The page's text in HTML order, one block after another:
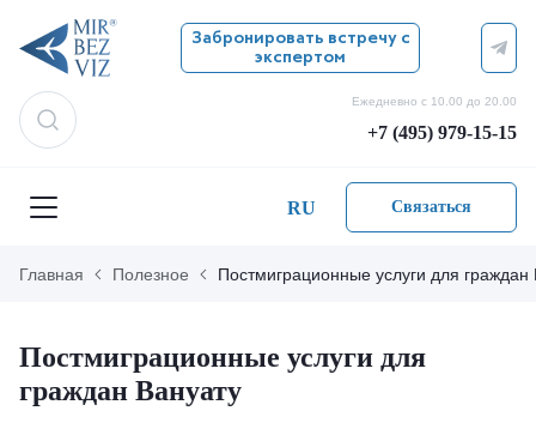
Забронировать встречу с
экспертом
Ежедневно с 10.00 до 20.00
+7 (495) 979-15-15
RU Связаться
Главная Полезное Постмиграционные услуги для граждан
Постмиграционные услуги для
граждан Вануату